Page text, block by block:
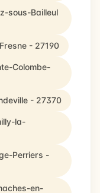
sous-Bailleul
- 27190
Colombe-
- 27370
la-
Perriers -
en-